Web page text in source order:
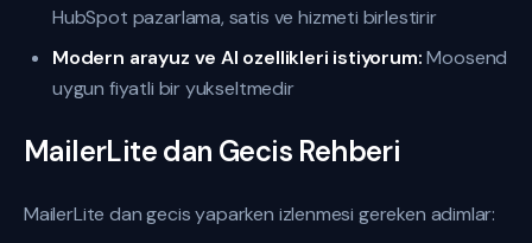
HubSpot pazarlama, satis ve hizmeti birlestirir
Modern arayuz ve AI ozellikleri istiyorum:Moosend
uygun fiyatli bir yukseltmedir
MailerLite dan Gecis Rehberi
MailerLite dan gecis yaparken izlenmesi gereken adimlar: